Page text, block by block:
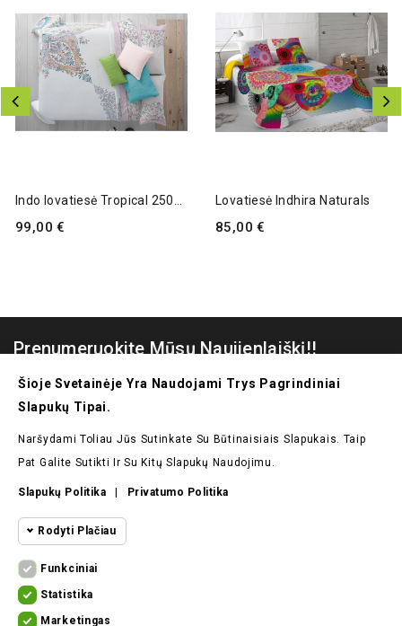
99,00 €
Lovatiesė Indhira Naturals
85,00 €
Prenumeruokite Mūsų Naujienlaiškį!!
Prekės
Mūsų Įmonė
Jūsų Paskyra
Šioje Svetainėje Yra Naudojami Trys Pagrindiniai
Slapukų Tipai.
Naršydami Toliau Jūs Sutinkate Su Būtinaisiais Slapukais. Taip
Pat Galite Sutikti Ir Su Kitų Slapukų Naudojimu.
Slapukų Politika Privatumo Politika
Rodyti Plačiau
Slapukai
Funkciniai
Statistika
Marketingas